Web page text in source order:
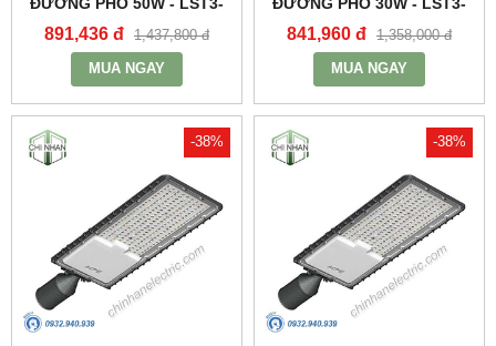
50 - MPE
891,436 đ 1,437,800 đ
MUA NGAY
30 - MPE
841,960 đ 1,358,000 đ
MUA NGAY
-38% -38%